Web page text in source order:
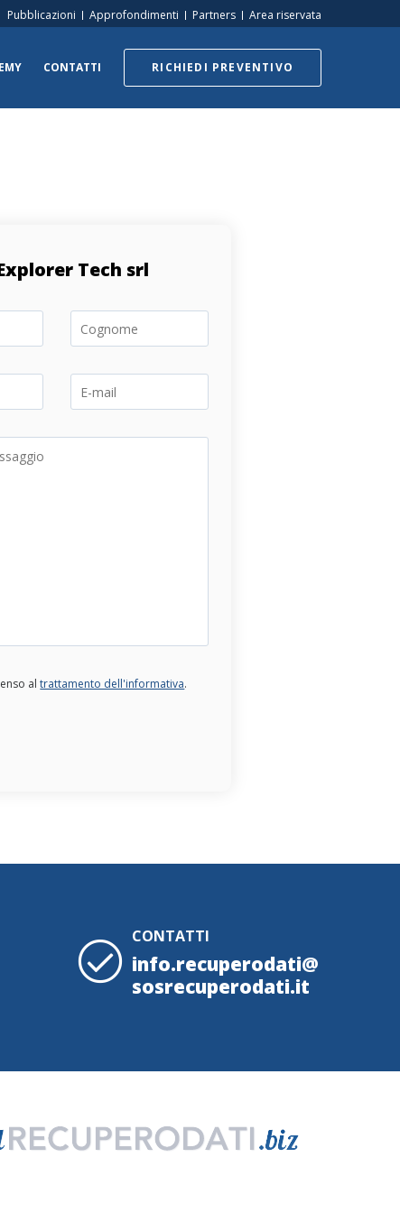
Pubblicazioni Approfondimenti Partners Area riservata
CONTATTI RICHIEDI PREVENTIVO
Tech srl
altrattamento dell'informativa.
CONTATTI
info.recuperodati@
sosrecuperodati.it